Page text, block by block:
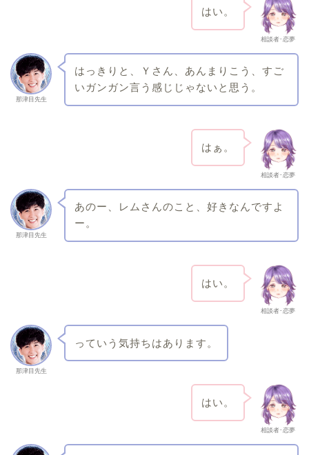
相談者･恋夢
はい。
那津目先生
はっきりと、Ｙさん、あんまりこう、すご
いガンガン言う感じじゃないと思う。
相談者･恋夢
はぁ。
那津目先生
あのー、レムさんのこと、好きなんですよ
ー。
相談者･恋夢
はい。
那津目先生
っていう気持ちはあります。
相談者･恋夢
はい。